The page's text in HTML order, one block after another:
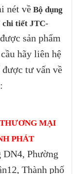
nét về Bộ dụng
chi tiết JTC-
sản phẩm
hãy liên hệ
tư vấn về
MẠI
PHÁT
DN4, Phường
Thành phố